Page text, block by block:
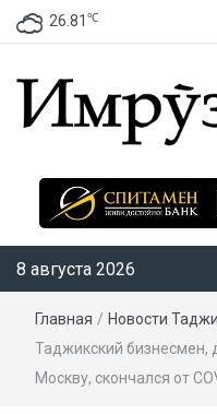
26.81 ℃
8 августа 2026
Главная / Новости
Таджикский бизнесмен,
Москву, скончался от